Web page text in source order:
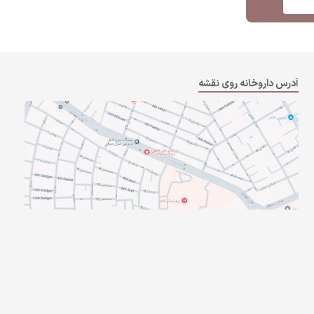
آدرس داروخانه روی نقشه